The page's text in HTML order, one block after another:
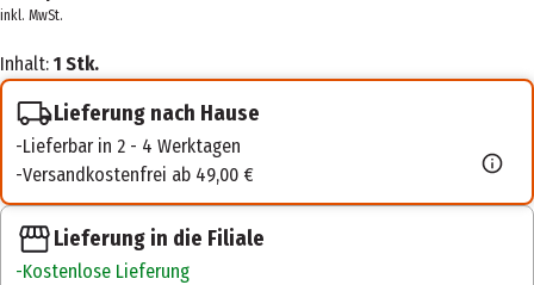
inkl. MwSt.
Inhalt: 1 Stk.
Lieferung nach Hause
Lieferbar in 2 - 4 Werktagen
Versandkostenfrei ab 49,00 €
Lieferung in die Filiale
Kostenlose Lieferung